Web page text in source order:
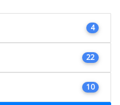
4
22
10